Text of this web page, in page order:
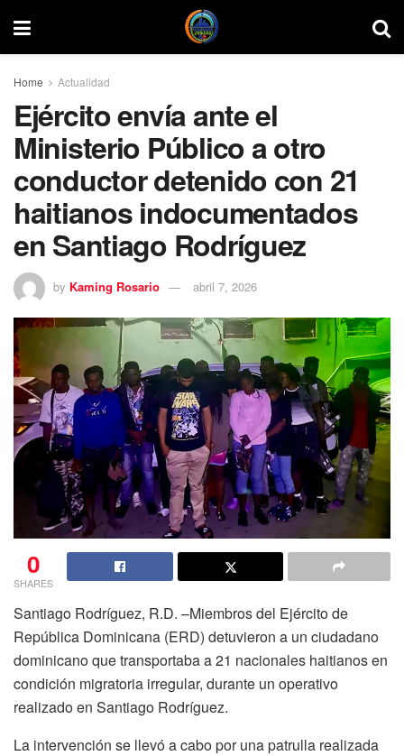
Home Actualidad
Ejército envía ante el
Ministerio Público a otro
conductor detenido con 21
haitianos indocumentados
en Santiago Rodríguez
by Kaming Rosario abril 7, 2026
0
SHARES
Santiago Rodríguez, R.D. –Miembros del Ejército de
República Dominicana (ERD) detuvieron a un ciudadano
dominicano que transportaba a 21 nacionales haitianos en
condición migratoria irregular, durante un operativo
realizado en Santiago Rodríguez.
La intervención se llevó a cabo por una patrulla realizada